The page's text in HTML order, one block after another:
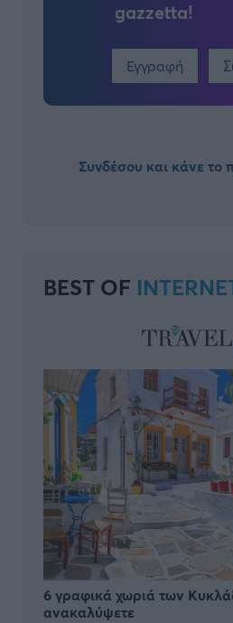
gazzetta!
Εγγραφή
Συνδέσου και κάνε το
BEST OF
6 γραφικά χωριά των
ανακαλύψετε